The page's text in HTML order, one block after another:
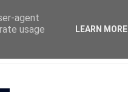
agent
usage
LEARN MORE